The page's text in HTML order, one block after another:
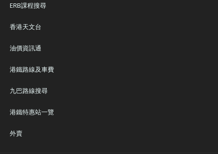
ERB課程搜尋
香港天文台
油價資訊通
港鐵路線及車費
九巴路線搜尋
港鐵特惠站一覽
外賣